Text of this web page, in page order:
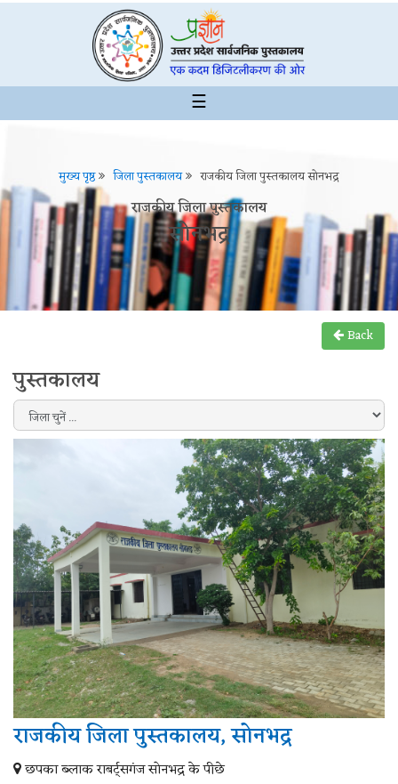
☰
मुख्य पृष्ठ जिला पुस्तकालय राजकीय जिला पुस्तकालय सोनभद्र
राजकीय जिला पुस्तकालय
सोनभद्र
Back
पुस्तकालय
राजकीय जिला पुस्तकालय, सोनभद्र
छपका ब्लाक राबर्ट्सगंज सोनभद्र के पीछे